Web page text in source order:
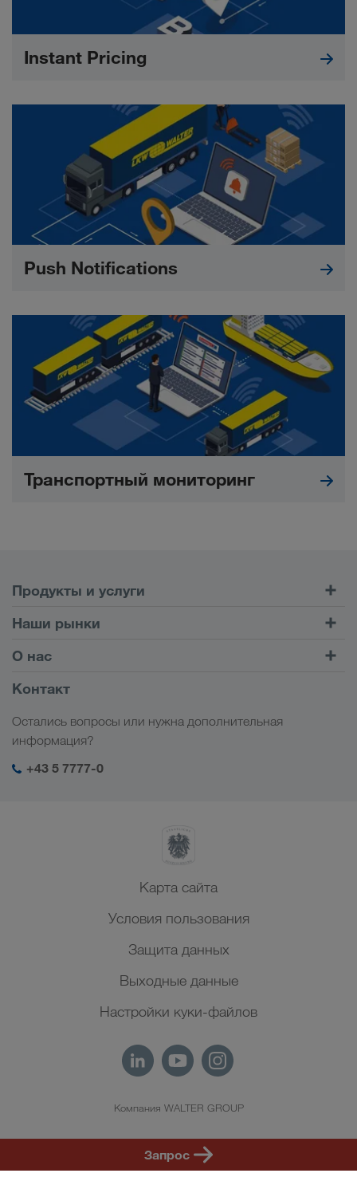
Instant Pricing
Push Notifications
Транспортный мониторинг
Запрос
Продукты и услуги
Автомобильные перевозки
Клиентский портал CONNECT
Цифровые решения
Мой вход в систему LKW WALTER
Наши рынки
Европа
Кавказ
Центральная Азия
Ближний Восток
Северная Африка
О нас
Информация о компании
Социальная ответственность
Контакт
Остались вопросы или нужна дополнительная
информация?
+43 5 7777-0
Карта сайта
Условия пользования
Защита данных
Выходные данные
Настройки куки-файлов
Компания WALTER GROUP